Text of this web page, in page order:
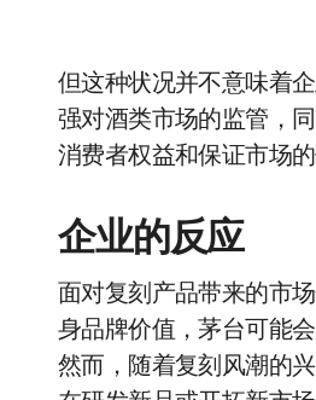
但这种状况并不意味着
强对酒类市场的监管，
消费者权益和保证市场
企业的反应
面对复刻产品带来的市
身品牌价值，茅台可能
然而，随着复刻风潮的